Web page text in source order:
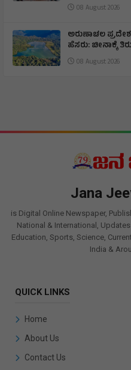
08 August 2026
ಅರುಣಾಚಲ
ಹೆಸರು: ಚೀನಾಕ್ಕೆ
08 August 2026
Jana
is Digital Online Newspaper,
National & International,
Education, Sports, Science,
India &
QUICK LINKS
Home
About Us
Contact Us